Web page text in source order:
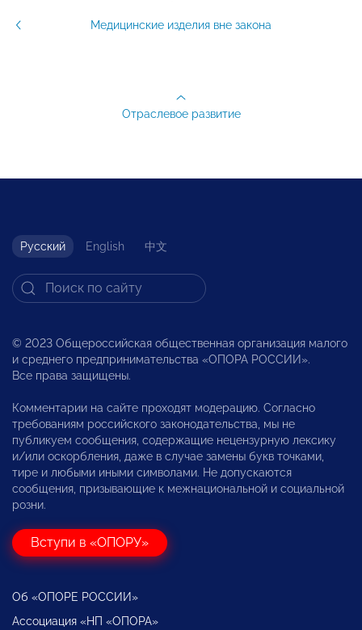
Медицинские изделия вне закона
Отраслевое развитие
Русский English 中文
© 2023 Общероссийская общественная организация малого
и среднего предпринимательства «ОПОРА РОССИИ».
Все права защищены.
Комментарии на сайте проходят модерацию. Согласно
требованиям российского законодательства, мы не
публикуем сообщения, содержащие нецензурную лексику
и/или оскорбления, даже в случае замены букв точками,
тире и любыми иными символами. Не допускаются
сообщения, призывающие к межнациональной и социальной
розни.
Вступи в «ОПОРУ»
Об «ОПОРЕ РОССИИ»
Ассоциация «НП «ОПОРА»